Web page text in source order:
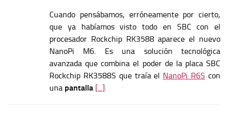
Cuando pensábamos, erróneamente por cierto,
que ya habíamos visto todo en SBC con el
procesador Rockchip RK3588 aparece el nuevo
NanoPi M6. Es una solución tecnológica
avanzada que combina el poder de la placa SBC
Rockchip RK3588S que traía el NanoPi R6S con
una pantalla [...]